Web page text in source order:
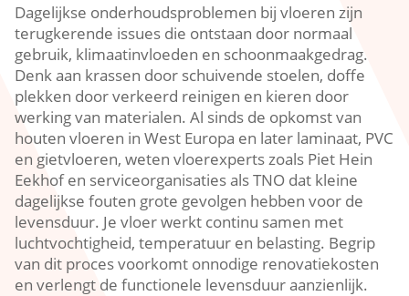
Dagelijkse onderhoudsproblemen bij vloeren zijn
terugkerende issues die ontstaan door normaal
gebruik, klimaatinvloeden en schoonmaakgedrag.​
Denk aan krassen door schuivende stoelen, doffe
plekken door verkeerd reinigen en kieren door
werking van materialen.​ Al sinds de opkomst van
houten vloeren in West Europa en later laminaat, PVC
en gietvloeren, weten vloerexperts zoals Piet Hein
Eekhof en serviceorganisaties als TNO dat kleine
dagelijkse fouten grote gevolgen hebben voor de
levensduur.​ Je vloer werkt continu samen met
luchtvochtigheid, temperatuur en belasting.​ Begrip
van dit proces voorkomt onnodige renovatiekosten
en verlengt de functionele levensduur aanzienlijk.​